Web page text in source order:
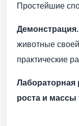
Про­стейшие
Демонстрация.
животные
практические
Лабораторная
роста и массы